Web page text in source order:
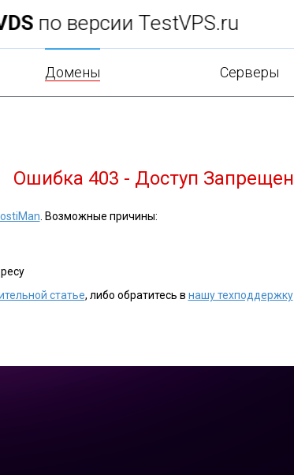
подарок при заказе хостинга!
Домены Cерверы
Ошибка 403 - Доступ Запрещен
. Возможные причины:
статье, либо обратитесь в нашу техподдержку